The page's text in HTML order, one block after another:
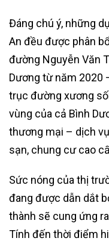
Đáng chú ý, những
An đều được phân
đường Nguyễn Văn
Dương từ năm 2020
trục đường xương
vùng của cả Bình
thương mại – dịch
sạn, chung cư cao
Sức nóng của thị
đang được dẫn dắt
thành sẽ cung ứng
Tính đến thời điểm